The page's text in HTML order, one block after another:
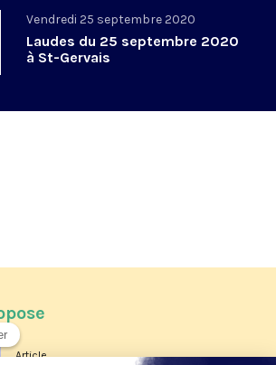
Vendredi 25 septembre 2020
Laudes du 25 septembre 2020
à St-Gervais
Article